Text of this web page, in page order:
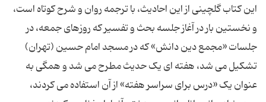
این کتاب گلچینى از این احادیث، با ترجمه روان و شرح كوتاه است،
و نخستین بار در آغاز جلسه بحث و تفسیر كه روزهاى جمعه، در
جلسات «مجمع دین دانش» كه در مسجد امام حسین (تهران)
تشكیل مى شد، هفته اى یک حدیث مطرح مى شد و همگى به
عنوان یک «درس براى سراسر هفته» از آن استفاده مى كردند،